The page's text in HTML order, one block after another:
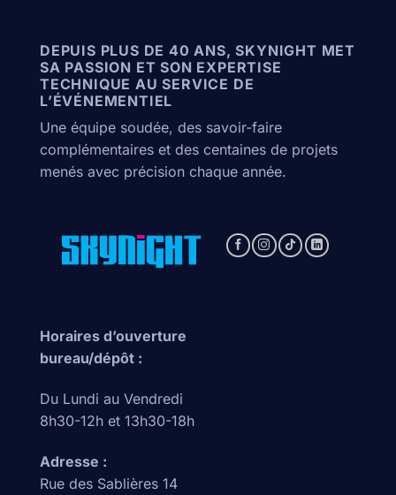
DEPUIS PLUS DE 40 ANS, SKYNIGHT MET
SA PASSION ET SON EXPERTISE
TECHNIQUE AU SERVICE DE
L’ÉVÉNEMENTIEL
Une équipe soudée, des savoir-faire
complémentaires et des centaines de projets
menés avec précision chaque année.
Horaires d’ouverture
bureau/dépôt :
Du Lundi au Vendredi
8h30-12h et 13h30-18h
Adresse :
Rue des Sablières 14